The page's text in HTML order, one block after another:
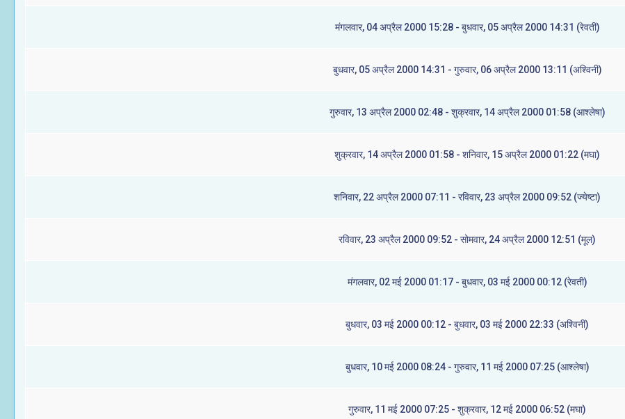
मंगलवार, 04 अप्रैल 2000 15:28 - बुधवार, 05 अप्रैल 2000 14:31 (रेवती)
बुधवार, 05 अप्रैल 2000 14:31 - गुरुवार, 06 अप्रैल 2000 13:11 (अश्विनी)
गुरुवार, 13 अप्रैल 2000 02:48 - शुक्रवार, 14 अप्रैल 2000 01:58 (आश्लेषा)
शुक्रवार, 14 अप्रैल 2000 01:58 - शनिवार, 15 अप्रैल 2000 01:22 (मघा)
शनिवार, 22 अप्रैल 2000 07:11 - रविवार, 23 अप्रैल 2000 09:52 (ज्येष्टा)
रविवार, 23 अप्रैल 2000 09:52 - सोमवार, 24 अप्रैल 2000 12:51 (मूल)
मंगलवार, 02 मई 2000 01:17 - बुधवार, 03 मई 2000 00:12 (रेवती)
बुधवार, 03 मई 2000 00:12 - बुधवार, 03 मई 2000 22:33 (अश्विनी)
बुधवार, 10 मई 2000 08:24 - गुरुवार, 11 मई 2000 07:25 (आश्लेषा)
गुरुवार, 11 मई 2000 07:25 - शुक्रवार, 12 मई 2000 06:52 (मघा)